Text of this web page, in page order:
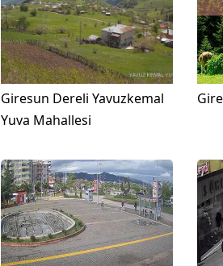
Giresun Dereli Yavuzkemal
Yuva Mahallesi